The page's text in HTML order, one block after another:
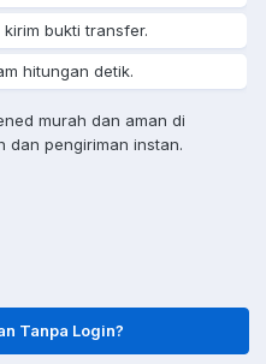
bukti transfer.
hitungan detik.
murah dan aman di
dan pengiriman instan.
Tanpa Login?